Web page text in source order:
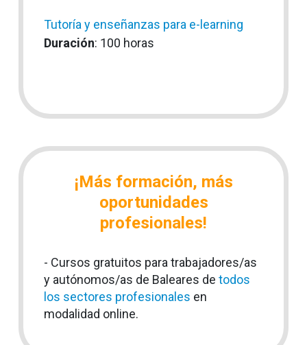
Tutoría y enseñanzas para e-learning
Duración: 100 horas
¡Más formación, más
oportunidades
profesionales!
- Cursos gratuitos para trabajadores/as
y autónomos/as de Baleares de todos
los sectores profesionales en
modalidad online.